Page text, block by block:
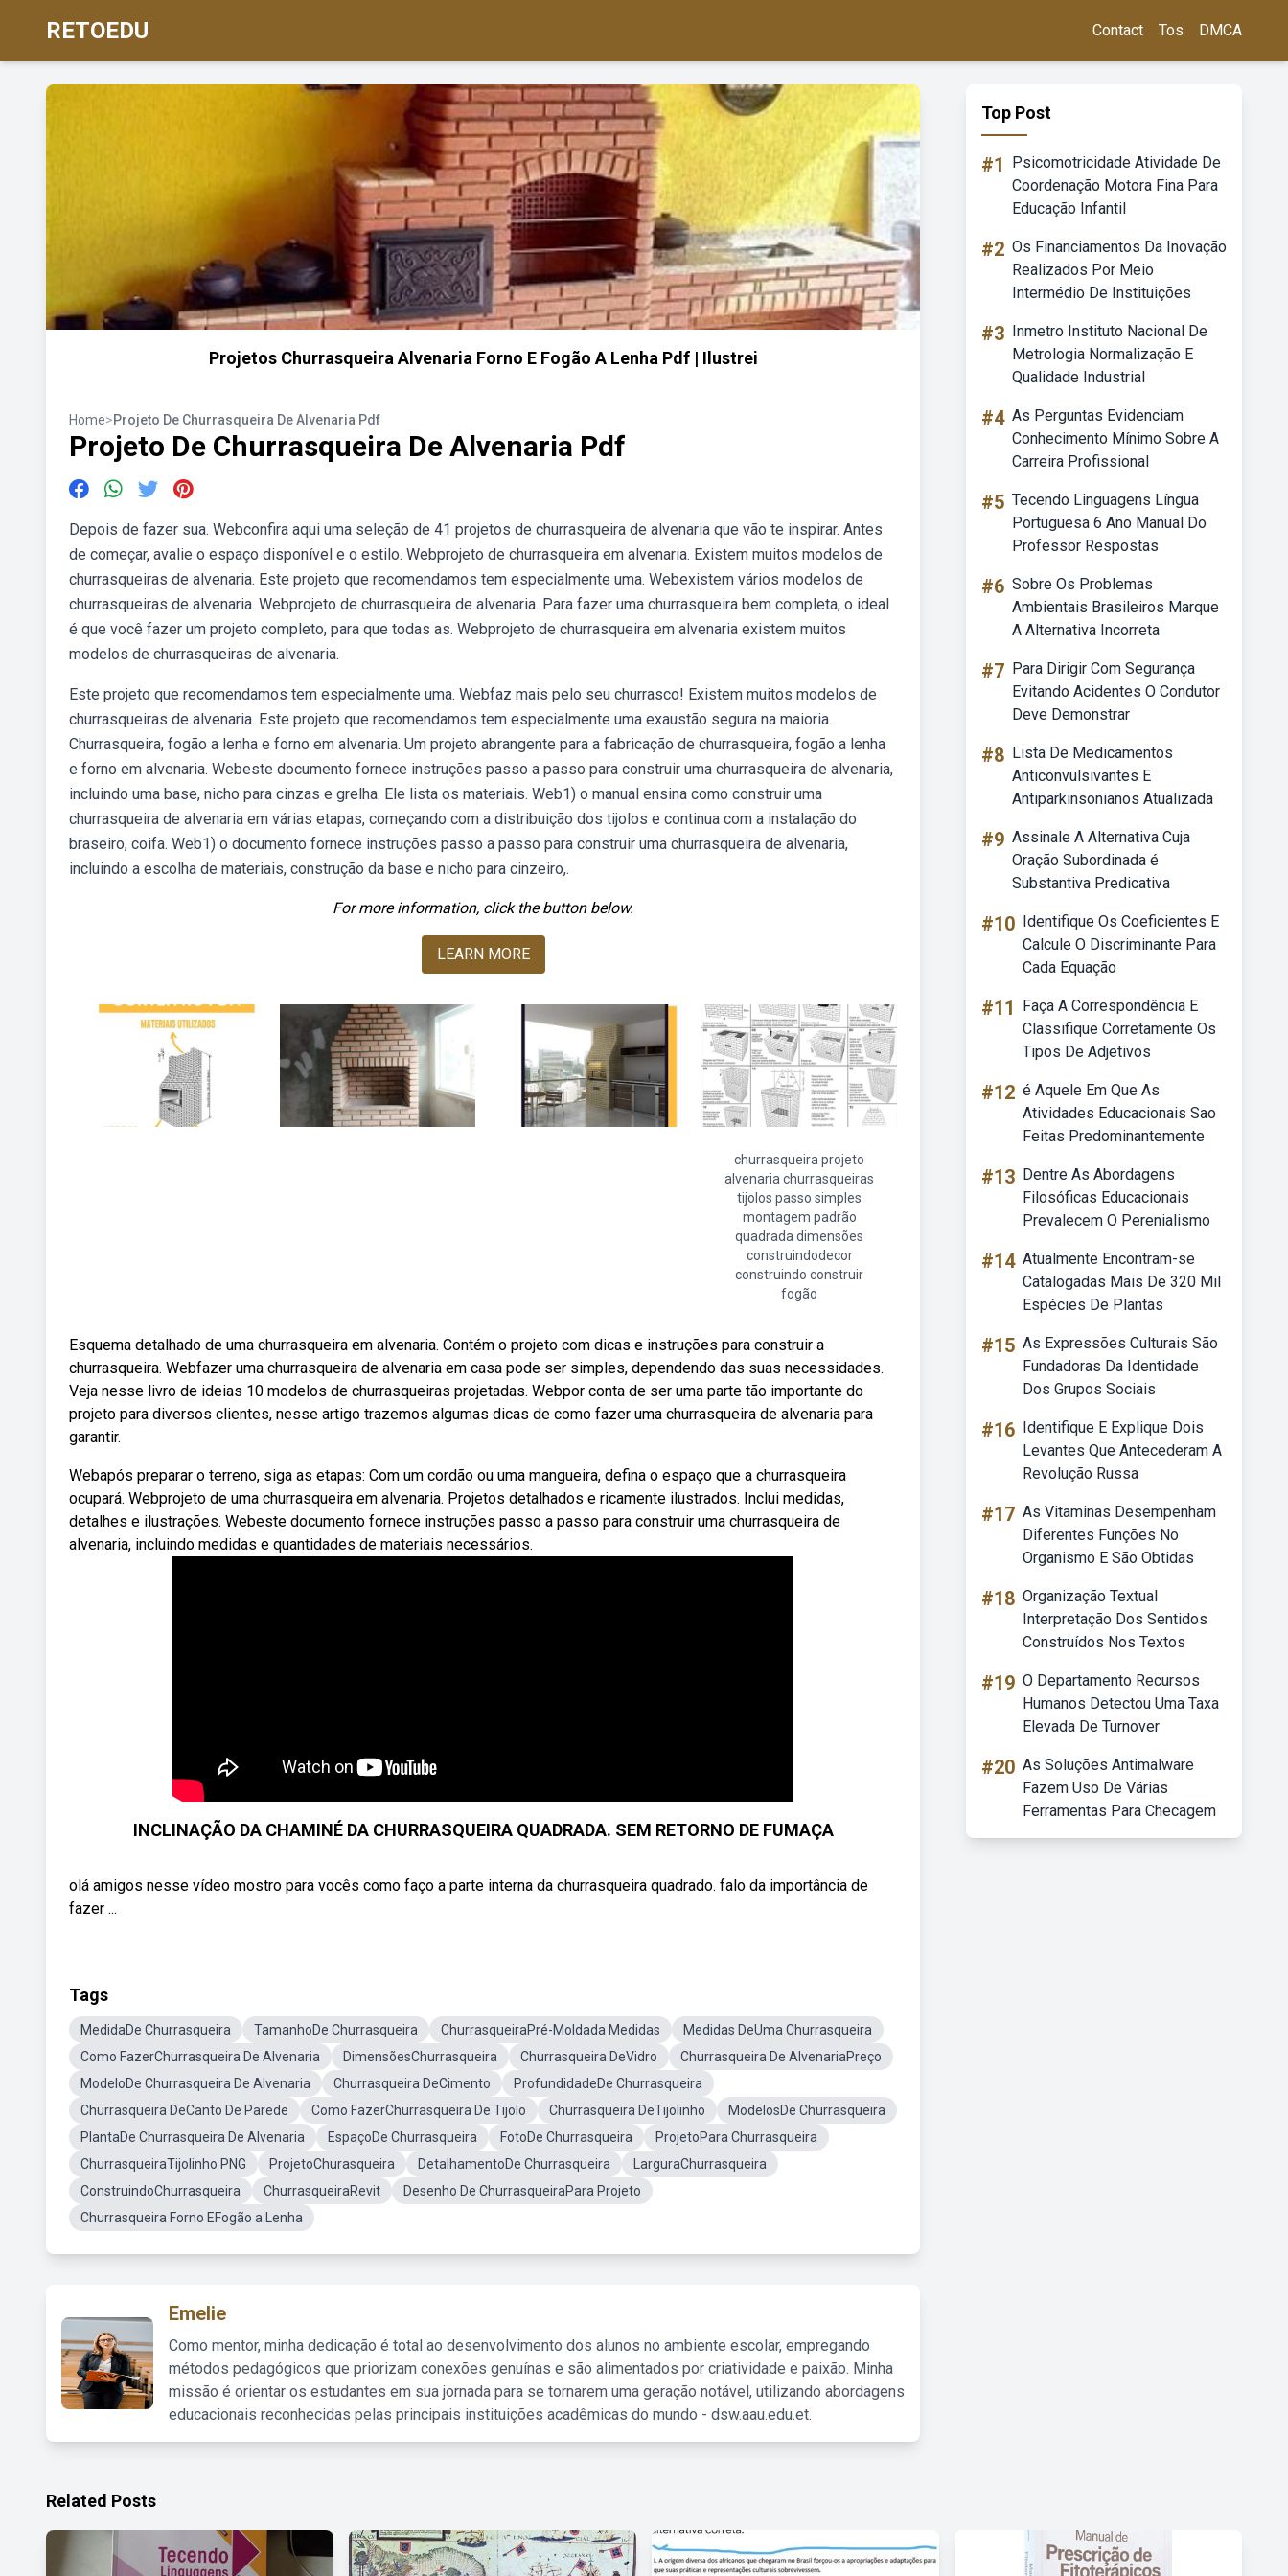
RETOEDU Contact Tos DMCA
Projetos Churrasqueira Alvenaria Forno E Fogão A Lenha Pdf | Ilustrei
Home>Projeto De Churrasqueira De Alvenaria Pdf
Projeto De Churrasqueira De Alvenaria Pdf
Depois de fazer sua. Webconfira aqui uma seleção de 41 projetos de churrasqueira de alvenaria que vão te inspirar. Antes
de começar, avalie o espaço disponível e o estilo. Webprojeto de churrasqueira em alvenaria. Existem muitos modelos de
churrasqueiras de alvenaria. Este projeto que recomendamos tem especialmente uma. Webexistem vários modelos de
churrasqueiras de alvenaria. Webprojeto de churrasqueira de alvenaria. Para fazer uma churrasqueira bem completa, o ideal
é que você fazer um projeto completo, para que todas as. Webprojeto de churrasqueira em alvenaria existem muitos
modelos de churrasqueiras de alvenaria.
Este projeto que recomendamos tem especialmente uma. Webfaz mais pelo seu churrasco! Existem muitos modelos de
churrasqueiras de alvenaria. Este projeto que recomendamos tem especialmente uma exaustão segura na maioria.
Churrasqueira, fogão a lenha e forno em alvenaria. Um projeto abrangente para a fabricação de churrasqueira, fogão a lenha
e forno em alvenaria. Webeste documento fornece instruções passo a passo para construir uma churrasqueira de alvenaria,
incluindo uma base, nicho para cinzas e grelha. Ele lista os materiais. Web1) o manual ensina como construir uma
churrasqueira de alvenaria em várias etapas, começando com a distribuição dos tijolos e continua com a instalação do
braseiro, coifa. Web1) o documento fornece instruções passo a passo para construir uma churrasqueira de alvenaria,
incluindo a escolha de materiais, construção da base e nicho para cinzeiro,.
For more information, click the button below.
LEARN MORE
churrasqueira projeto
alvenaria churrasqueiras
tijolos passo simples
montagem padrão
quadrada dimensões
construindodecor
construindo construir
fogão
Esquema detalhado de uma churrasqueira em alvenaria. Contém o projeto com dicas e instruções para construir a
churrasqueira. Webfazer uma churrasqueira de alvenaria em casa pode ser simples, dependendo das suas necessidades.
Veja nesse livro de ideias 10 modelos de churrasqueiras projetadas. Webpor conta de ser uma parte tão importante do
projeto para diversos clientes, nesse artigo trazemos algumas dicas de como fazer uma churrasqueira de alvenaria para
garantir.
Webapós preparar o terreno, siga as etapas: Com um cordão ou uma mangueira, defina o espaço que a churrasqueira
ocupará. Webprojeto de uma churrasqueira em alvenaria. Projetos detalhados e ricamente ilustrados. Inclui medidas,
detalhes e ilustrações. Webeste documento fornece instruções passo a passo para construir uma churrasqueira de
alvenaria, incluindo medidas e quantidades de materiais necessários.
INCLINAÇÃO DA CHAMINÉ DA CHURRASQUEIRA QUADRADA. SEM RETORNO DE FUMAÇA
olá amigos nesse vídeo mostro para vocês como faço a parte interna da churrasqueira quadrado. falo da importância de
fazer ...
Tags
MedidaDe Churrasqueira TamanhoDe Churrasqueira ChurrasqueiraPré-Moldada Medidas
Medidas DeUma Churrasqueira
Como FazerChurrasqueira De Alvenaria
DimensõesChurrasqueira Churrasqueira DeVidro
Churrasqueira De AlvenariaPreço
ModeloDe Churrasqueira De Alvenaria
Churrasqueira DeCimento
ProfundidadeDe Churrasqueira
Churrasqueira DeCanto De Parede
Como FazerChurrasqueira De Tijolo Churrasqueira DeTijolinho
ModelosDe Churrasqueira
PlantaDe Churrasqueira De Alvenaria
EspaçoDe Churrasqueira FotoDe Churrasqueira
ProjetoPara Churrasqueira
ChurrasqueiraTijolinho PNG
ProjetoChurasqueira DetalhamentoDe Churrasqueira
LarguraChurrasqueira
ConstruindoChurrasqueira
ChurrasqueiraRevit
Desenho De ChurrasqueiraPara Projeto
Churrasqueira Forno EFogão a Lenha
Emelie
Como mentor, minha dedicação é total ao desenvolvimento dos alunos no ambiente escolar, empregando
métodos pedagógicos que priorizam conexões genuínas e são alimentados por criatividade e paixão. Minha
missão é orientar os estudantes em sua jornada para se tornarem uma geração notável, utilizando abordagens
educacionais reconhecidas pelas principais instituições acadêmicas do mundo - dsw.aau.edu.et.
Top Post
#1
Psicomotricidade Atividade De
Coordenação Motora Fina Para
Educação Infantil
#2 Os Financiamentos Da Inovação
Realizados Por Meio
Intermédio De Instituições
#3 Inmetro Instituto Nacional De
Metrologia Normalização E
Qualidade Industrial
#4 As Perguntas Evidenciam
Conhecimento Mínimo Sobre A
Carreira Profissional
#5 Tecendo Linguagens Língua
Portuguesa 6 Ano Manual Do
Professor Respostas
#6 Sobre Os Problemas
Ambientais Brasileiros Marque
A Alternativa Incorreta
#7 Para Dirigir Com Segurança
Evitando Acidentes O Condutor
Deve Demonstrar
#8 Lista De Medicamentos
Anticonvulsivantes E
Antiparkinsonianos Atualizada
#9 Assinale A Alternativa Cuja
Oração Subordinada é
Substantiva Predicativa
#10 Identifique Os Coeficientes E
Calcule O Discriminante Para
Cada Equação
#11
Faça A Correspondência E
Classifique Corretamente Os
Tipos De Adjetivos
#12 é Aquele Em Que As
Atividades Educacionais Sao
Feitas Predominantemente
#13 Dentre As Abordagens
Filosóficas Educacionais
Prevalecem O Perenialismo
#14 Atualmente Encontram-se
Catalogadas Mais De 320 Mil
Espécies De Plantas
#15 As Expressões Culturais São
Fundadoras Da Identidade
Dos Grupos Sociais
#16 Identifique E Explique Dois
Levantes Que Antecederam A
Revolução Russa
#17 As Vitaminas Desempenham
Diferentes Funções No
Organismo E São Obtidas
#18 Organização Textual
Interpretação Dos Sentidos
Construídos Nos Textos
#19 O Departamento Recursos
Humanos Detectou Uma Taxa
Elevada De Turnover
#20 As Soluções Antimalware
Fazem Uso De Várias
Ferramentas Para Checagem
Related Posts